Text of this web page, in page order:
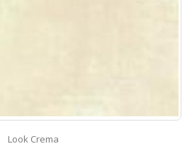
Look Crema